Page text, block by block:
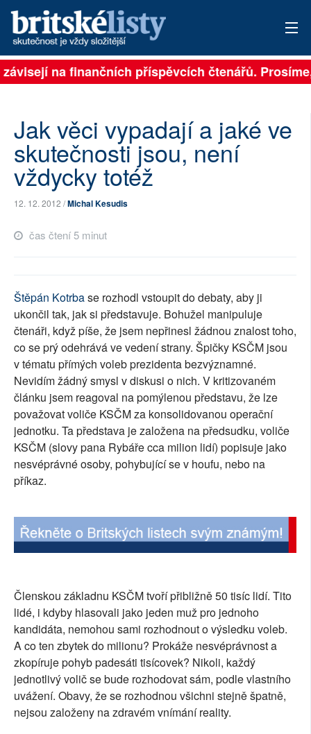
PŘIHLÁSIT
ARCHIV
ROZHOVORY
TÉMATA
NEJČTENĚJŠÍ ZA 7 DNÍ
PŘÍSPĚVKY NA PROVOZ
SOCIÁLNÍ SÍTĚ
RUBRIKY
PLNÁ VERZE STRÁNEK
na finančních příspěvcích čtenářů.
Jak věci vypadají a jaké ve
skutečnosti jsou, není
vždycky totéž
12. 12. 2012 /Michal Kesudis
čas čtení 5 minut
Štěpán Kotrbase rozhodl vstoupit do debaty, aby ji
ukončil tak, jak si představuje. Bohužel manipuluje
čtenáři, když píše, že jsem nepřinesl žádnou znalost toho,
co se prý odehrává ve vedení strany. Špičky KSČM jsou
v tématu přímých voleb prezidenta bezvýznamné.
Nevidím žádný smysl v diskusi o nich. V kritizovaném
článku jsem reagoval na pomýlenou představu, že lze
považovat voliče KSČM za konsolidovanou operační
jednotku. Ta představa je založena na předsudku, voliče
KSČM (slovy pana Rybáře cca milion lidí) popisuje jako
nesvéprávné osoby, pohybující se v houfu, nebo na
příkaz.
Členskou základnu KSČM tvoří přibližně 50 tisíc lidí. Tito
lidé, i kdyby hlasovali jako jeden muž pro jednoho
kandidáta, nemohou sami rozhodnout o výsledku voleb.
A co ten zbytek do milionu? Prokáže nesvéprávnost a
zkopíruje pohyb padesáti tisícovek? Nikoli, každý
jednotlivý volič se bude rozhodovat sám, podle vlastního
uvážení. Obavy, že se rozhodnou všichni stejně špatně,
nejsou založeny na zdravém vnímání reality.